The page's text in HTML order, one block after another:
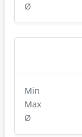
Ø
Min
Max
Ø